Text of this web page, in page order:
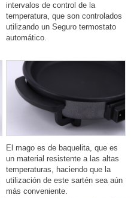
intervalos de control de la
temperatura, que son controlados
utilizando un Seguro termostato
automático.
El mago es de baquelita, que es
un material resistente a las altas
temperaturas, haciendo que la
utilización de este sartén sea aún
más conveniente.